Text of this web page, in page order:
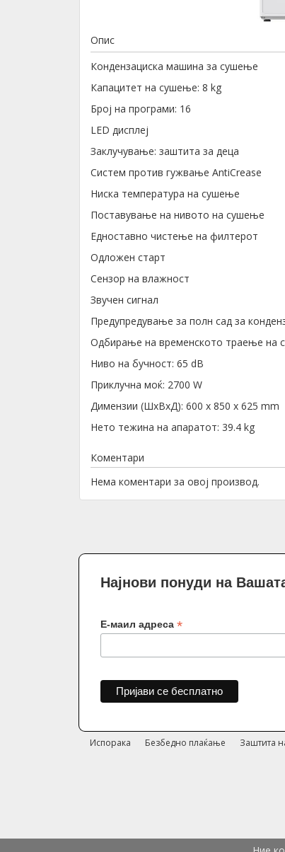
Опис
Кондензациска машина за сушење
Капацитет на сушење: 8 kg
Број на програми: 16
LED дисплеј
Заклучување: заштита за деца
Систем против гужвање AntiCrease
Ниска температура на сушење
Поставување на нивото на сушење
Едноставно чистење на филтерот
Одложен старт
Сензор на влажност
Звучен сигнал
Предупредување за полн сад за
Одбирање на временското траење на
Ниво на бучност: 65 dB
Приклучна моќ: 2700 W
Димензии (ШхВхД): 600 x 850 x 625 mm
Нето тежина на апаратот: 39.4 kg
Коментари
Нема коментари за овој производ.
Најнови понуди на
Е-маил адреса *
Испорака Безбедно плаќање Заштита